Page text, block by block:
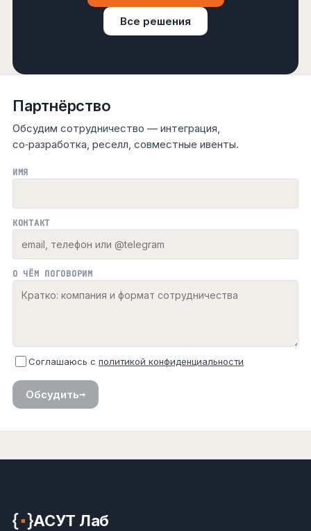
Все решения
Партнёрство
Обсудим сотрудничество — интеграция,
со‑разработка, реселл, совместные ивенты.
ИМЯ
КОНТАКТ
О ЧЁМ ПОГОВОРИМ
Соглашаюсь с политикой конфиденциальности
Обсудить→
АСУТ Лаб